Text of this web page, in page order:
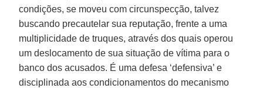
condições, se moveu com circunspecção, talvez
buscando precautelar sua reputação, frente a uma
multiplicidade de truques, através dos quais operou
um deslocamento de sua situação de vítima para o
banco dos acusados. É uma defesa ‘defensiva’ e
disciplinada aos condicionamentos do mecanismo